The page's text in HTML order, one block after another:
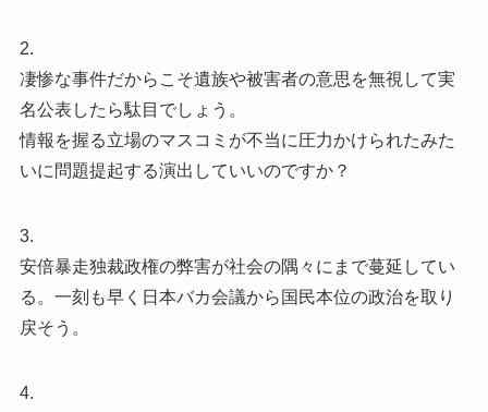
2.
凄惨な事件だからこそ遺族や被害者の意思を無視して実
名公表したら駄目でしょう。
情報を握る立場のマスコミが不当に圧力かけられたみた
いに問題提起する演出していいのですか？
3.
安倍暴走独裁政権の弊害が社会の隅々にまで蔓延してい
る。一刻も早く日本バカ会議から国民本位の政治を取り
戻そう。
4.